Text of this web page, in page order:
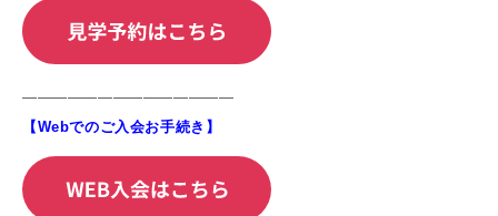
——————————————
【Webでのご入会お手続き】